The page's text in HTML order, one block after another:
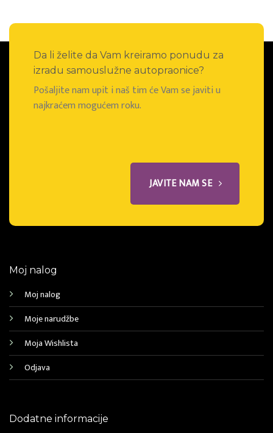
Da li želite da Vam kreiramo ponudu za
izradu samouslužne autopraonice?
Pošaljite nam upit i naš tim će Vam se javiti u
najkraćem mogućem roku.
JAVITE NAM SE
Moj nalog
Moj nalog
Moje narudžbe
Moja Wishlista
Odjava
Dodatne informacije